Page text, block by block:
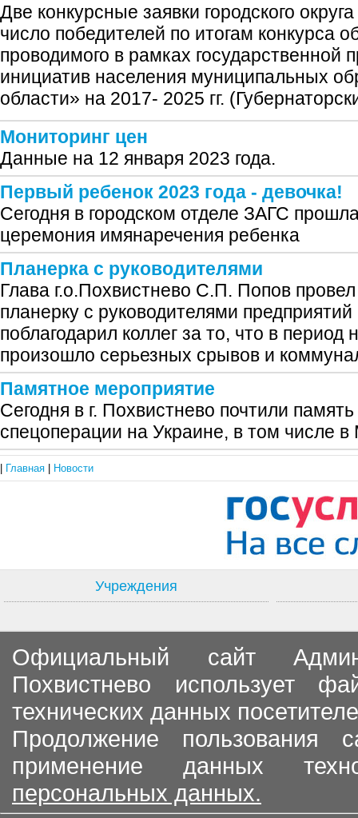
Две конкурсные заявки городского
число победителей по итогам конкурса
проводимого в рамках
инициатив населения муниципальных
области» на 2017- 2025 гг.
Мониторинг цен
Данные на 12 января 2023 года.
Первый ребенок 2023 года - девочка!
Сегодня в городском отделе ЗАГС
церемония имянаречения ребенка
Планерка с руководителями
Глава г.о.Похвистнево С.П. Попов
планерку с руководителями
поблагодарил коллег за то, что в период
произошло серьезных срывов и
Памятное мероприятие
Сегодня в г. Похвистнево почтили
спецоперации на Украине, в том числе в
Главная Новости
Учреждения
Официальный сайт
Похвистнево использует
технических данных
Продолжение пользования
применение данных
персональных данных.